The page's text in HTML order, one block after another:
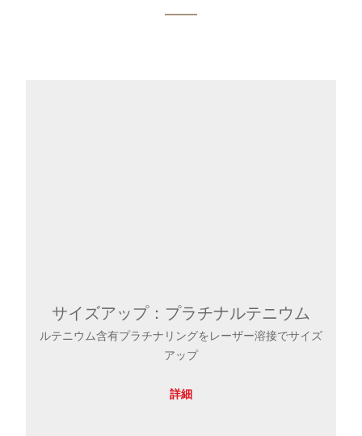
サイズアップ：プラチナルテニウム
ルテニウム含有プラチナリングをレーザー溶接でサイズ
アップ
詳細